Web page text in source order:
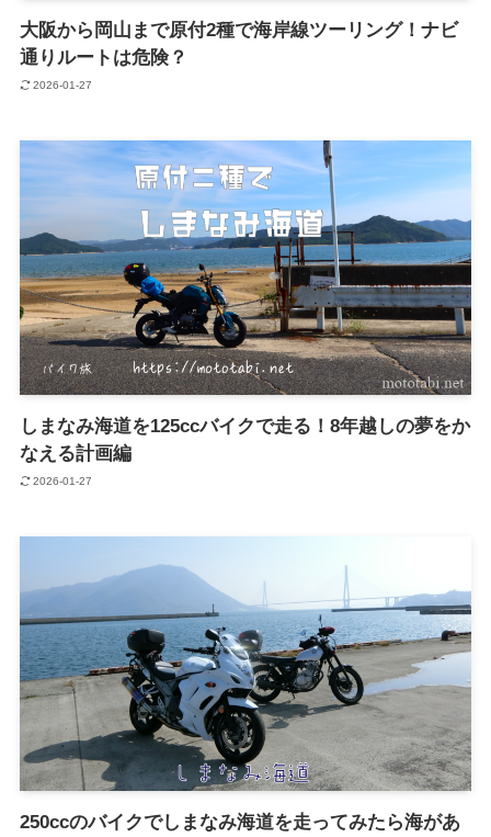
大阪から岡山まで原付2種で海岸線ツーリング！ナビ
通りルートは危険？
2026-01-27
しまなみ海道を125ccバイクで走る！8年越しの夢をか
なえる計画編
2026-01-27
250ccのバイクでしまなみ海道を走ってみたら海があ